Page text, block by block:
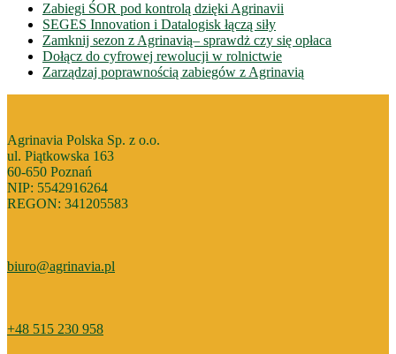
Zabiegi ŚOR pod kontrolą dzięki Agrinavii
SEGES Innovation i Datalogisk łączą siły
Zamknij sezon z Agrinavią– sprawdż czy się opłaca
Dołącz do cyfrowej rewolucji w rolnictwie
Zarządzaj poprawnością zabiegów z Agrinavią
Agrinavia Polska Sp. z o.o.
ul. Piątkowska 163
60-650 Poznań
NIP: 5542916264
REGON: 341205583
biuro@agrinavia.pl
+48 515 230 958